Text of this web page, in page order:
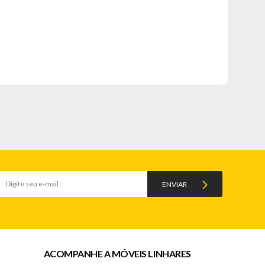
ENVIAR
ACOMPANHE A MÓVEIS LINHARES